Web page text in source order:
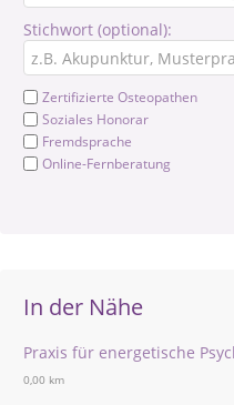
Stichwort (optional):
Zertifizierte Osteopathen
Soziales Honorar
Fremdsprache
Online-Fernberatung
In der Nähe
Praxis für energetische
0,00 km